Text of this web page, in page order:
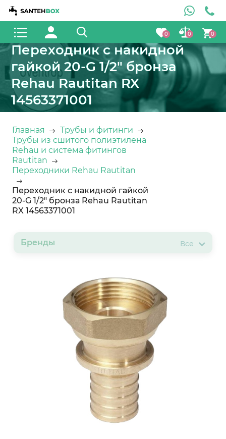
0 0 0
Переходник с накидной
гайкой 20-G 1/2" бронза
Rehau Rautitan RX
14563371001
Главная
Трубы и фитинги
Трубы из сшитого полиэтилена
Rehau и система фитингов
Rautitan
Переходники Rehau Rautitan
Переходник с накидной гайкой
20-G 1/2" бронза Rehau Rautitan
RX 14563371001
Бренды Все